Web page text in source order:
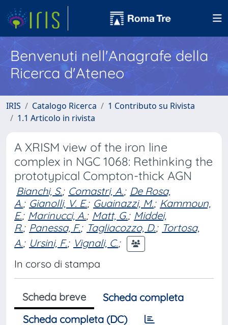
Benvenuti nell'Anagrafe della
Ricerca d'Ateneo
IRIS Catalogo Ricerca
1 Contributo su Rivista
1.1 Articolo in rivista
A XRISM view of the iron line
complex in NGC 1068: Rethinking the
prototypical Compton-thick AGN
Bianchi, S.; Comastri, A.; De Rosa,
A.; Gianolli, V. E.; Guainazzi, M.; Kammoun,
E.; Marinucci, A.; Matt, G.; Middei,
R.; Panessa, F.; Tagliacozzo, D.; Tortosa,
A.; Ursini, F.; Vignali, C.;
In corso di stampa
Scheda breve
Scheda completa
Scheda completa (DC)